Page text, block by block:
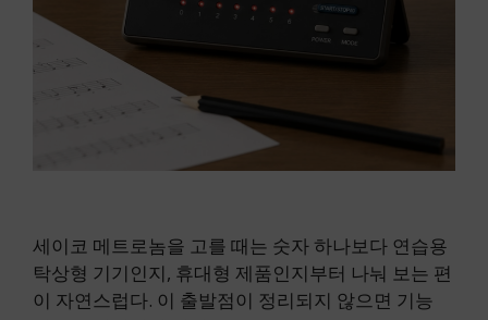
세이코 메트로놈을 고를 때는 숫자 하나보다 연습용
탁상형 기기인지, 휴대형 제품인지부터 나눠 보는 편
이 자연스럽다. 이 출발점이 정리되지 않으면 기능